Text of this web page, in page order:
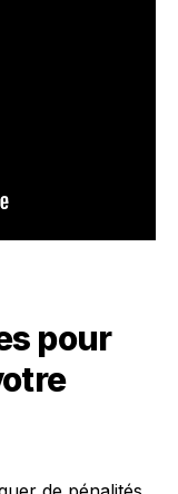
pour